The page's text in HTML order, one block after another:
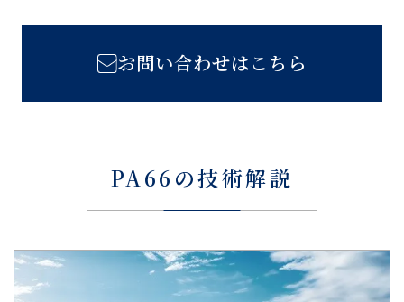
お問い合わせはこちら
PA66の技術解説